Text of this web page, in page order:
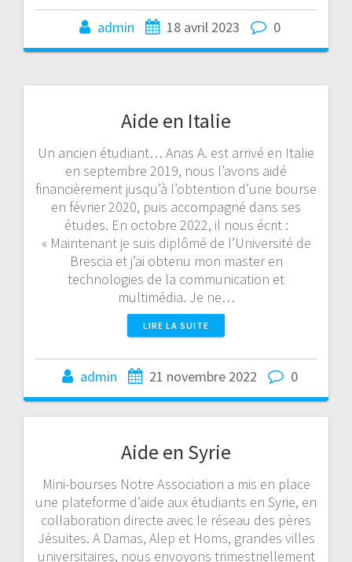
admin 18 avril 2023 0
Aide en Italie
Un ancien étudiant… Anas A. est arrivé en Italie
en septembre 2019, nous l’avons aidé
financièrement jusqu’à l’obtention d’une bourse
en février 2020, puis accompagné dans ses
études. En octobre 2022, il nous écrit :
« Maintenant je suis diplômé de l’Université de
Brescia et j’ai obtenu mon master en
technologies de la communication et
multimédia. Je ne…
LIRE LA SUITE
admin 21 novembre 2022 0
Aide en Syrie
Mini-bourses Notre Association a mis en place
une plateforme d’aide aux étudiants en Syrie, en
collaboration directe avec le réseau des pères
Jésuites. A Damas, Alep et Homs, grandes villes
universitaires, nous envoyons trimestriellement